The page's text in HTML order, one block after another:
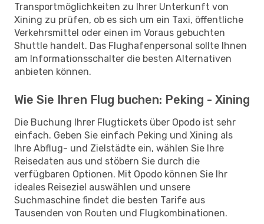
Transportmöglichkeiten zu Ihrer Unterkunft von
Xining zu prüfen, ob es sich um ein Taxi, öffentliche
Verkehrsmittel oder einen im Voraus gebuchten
Shuttle handelt. Das Flughafenpersonal sollte Ihnen
am Informationsschalter die besten Alternativen
anbieten können.
Wie Sie Ihren Flug buchen: Peking - Xining
Die Buchung Ihrer Flugtickets über Opodo ist sehr
einfach. Geben Sie einfach Peking und Xining als
Ihre Abflug- und Zielstädte ein, wählen Sie Ihre
Reisedaten aus und stöbern Sie durch die
verfügbaren Optionen. Mit Opodo können Sie Ihr
ideales Reiseziel auswählen und unsere
Suchmaschine findet die besten Tarife aus
Tausenden von Routen und Flugkombinationen.